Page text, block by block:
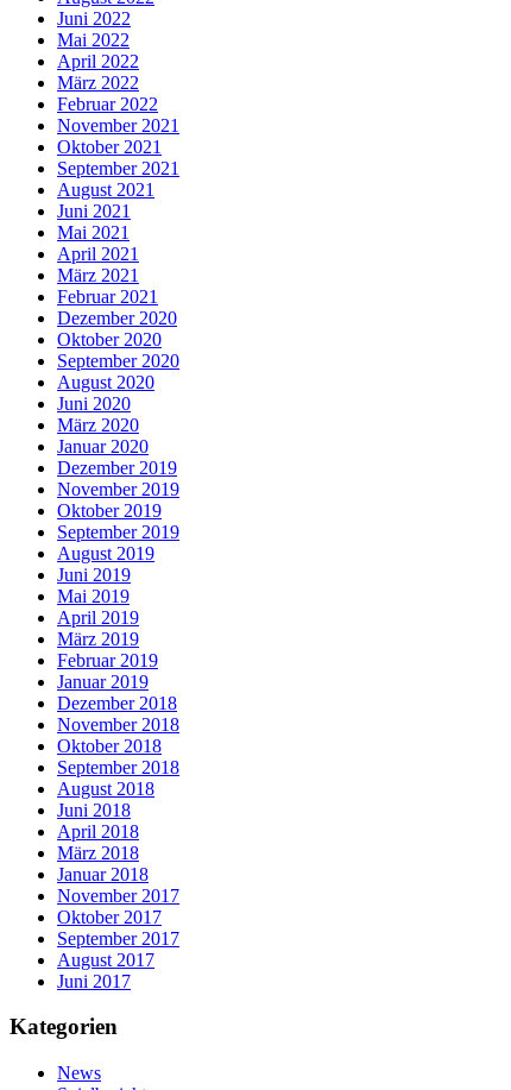
Juni 2022
Mai 2022
April 2022
März 2022
Februar 2022
November 2021
Oktober 2021
September 2021
August 2021
Juni 2021
Mai 2021
April 2021
März 2021
Februar 2021
Dezember 2020
Oktober 2020
September 2020
August 2020
Juni 2020
März 2020
Januar 2020
Dezember 2019
November 2019
Oktober 2019
September 2019
August 2019
Juni 2019
Mai 2019
April 2019
März 2019
Februar 2019
Januar 2019
Dezember 2018
November 2018
Oktober 2018
September 2018
August 2018
Juni 2018
April 2018
März 2018
Januar 2018
November 2017
Oktober 2017
September 2017
August 2017
Juni 2017
Kategorien
News